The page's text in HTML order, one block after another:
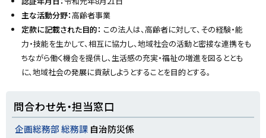
主な活動分野： 高齢者事業
定款に記載された目的： この法人は、高齢者に対して、その経験・能
力・技能を生かして、相互に協力し、地域社会の活動と密接な連携をも
ちながら働く機会を提供し、生活感の充実・福祉の増進を図るととも
に、地域社会の発展に貢献しようとすることを目的とする。
問合わせ先・担当窓口
企画総務部 総務課 自治防災係